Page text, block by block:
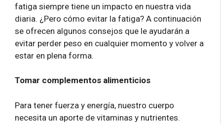
fatiga siempre tiene un impacto en nuestra vida
diaria. ¿Pero cómo evitar la fatiga? A continuación
se ofrecen algunos consejos que le ayudarán a
evitar perder peso en cualquier momento y volver a
estar en plena forma.
Tomar complementos alimenticios
Para tener fuerza y ​​energía, nuestro cuerpo
necesita un aporte de vitaminas y nutrientes.